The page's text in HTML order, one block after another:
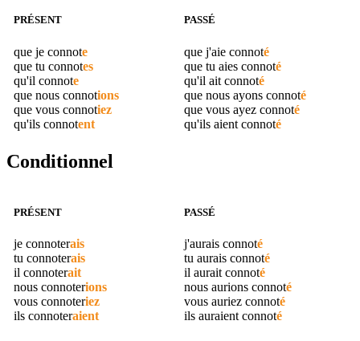
PRÉSENT
que je connote
que tu connotes
qu'il connote
que nous connotions
que vous connotiez
qu'ils connotent
PASSÉ
que j'aie connoté
que tu aies connoté
qu'il ait connoté
que nous ayons connoté
que vous ayez connoté
qu'ils aient connoté
Conditionnel
PRÉSENT
je connoterais
tu connoterais
il connoterait
nous connoterions
vous connoteriez
ils connoteraient
PASSÉ
j'aurais connoté
tu aurais connoté
il aurait connoté
nous aurions connoté
vous auriez connoté
ils auraient connoté